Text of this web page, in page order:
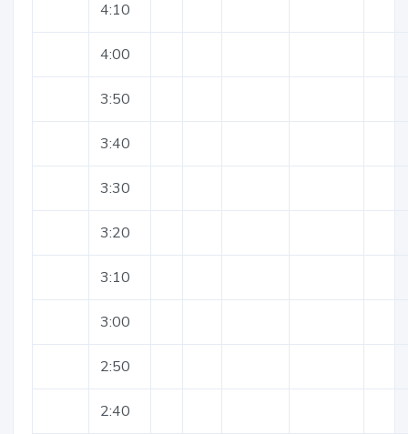
4:10
4:00
3:50
3:40
3:30
3:20
3:10
3:00
2:50
2:40